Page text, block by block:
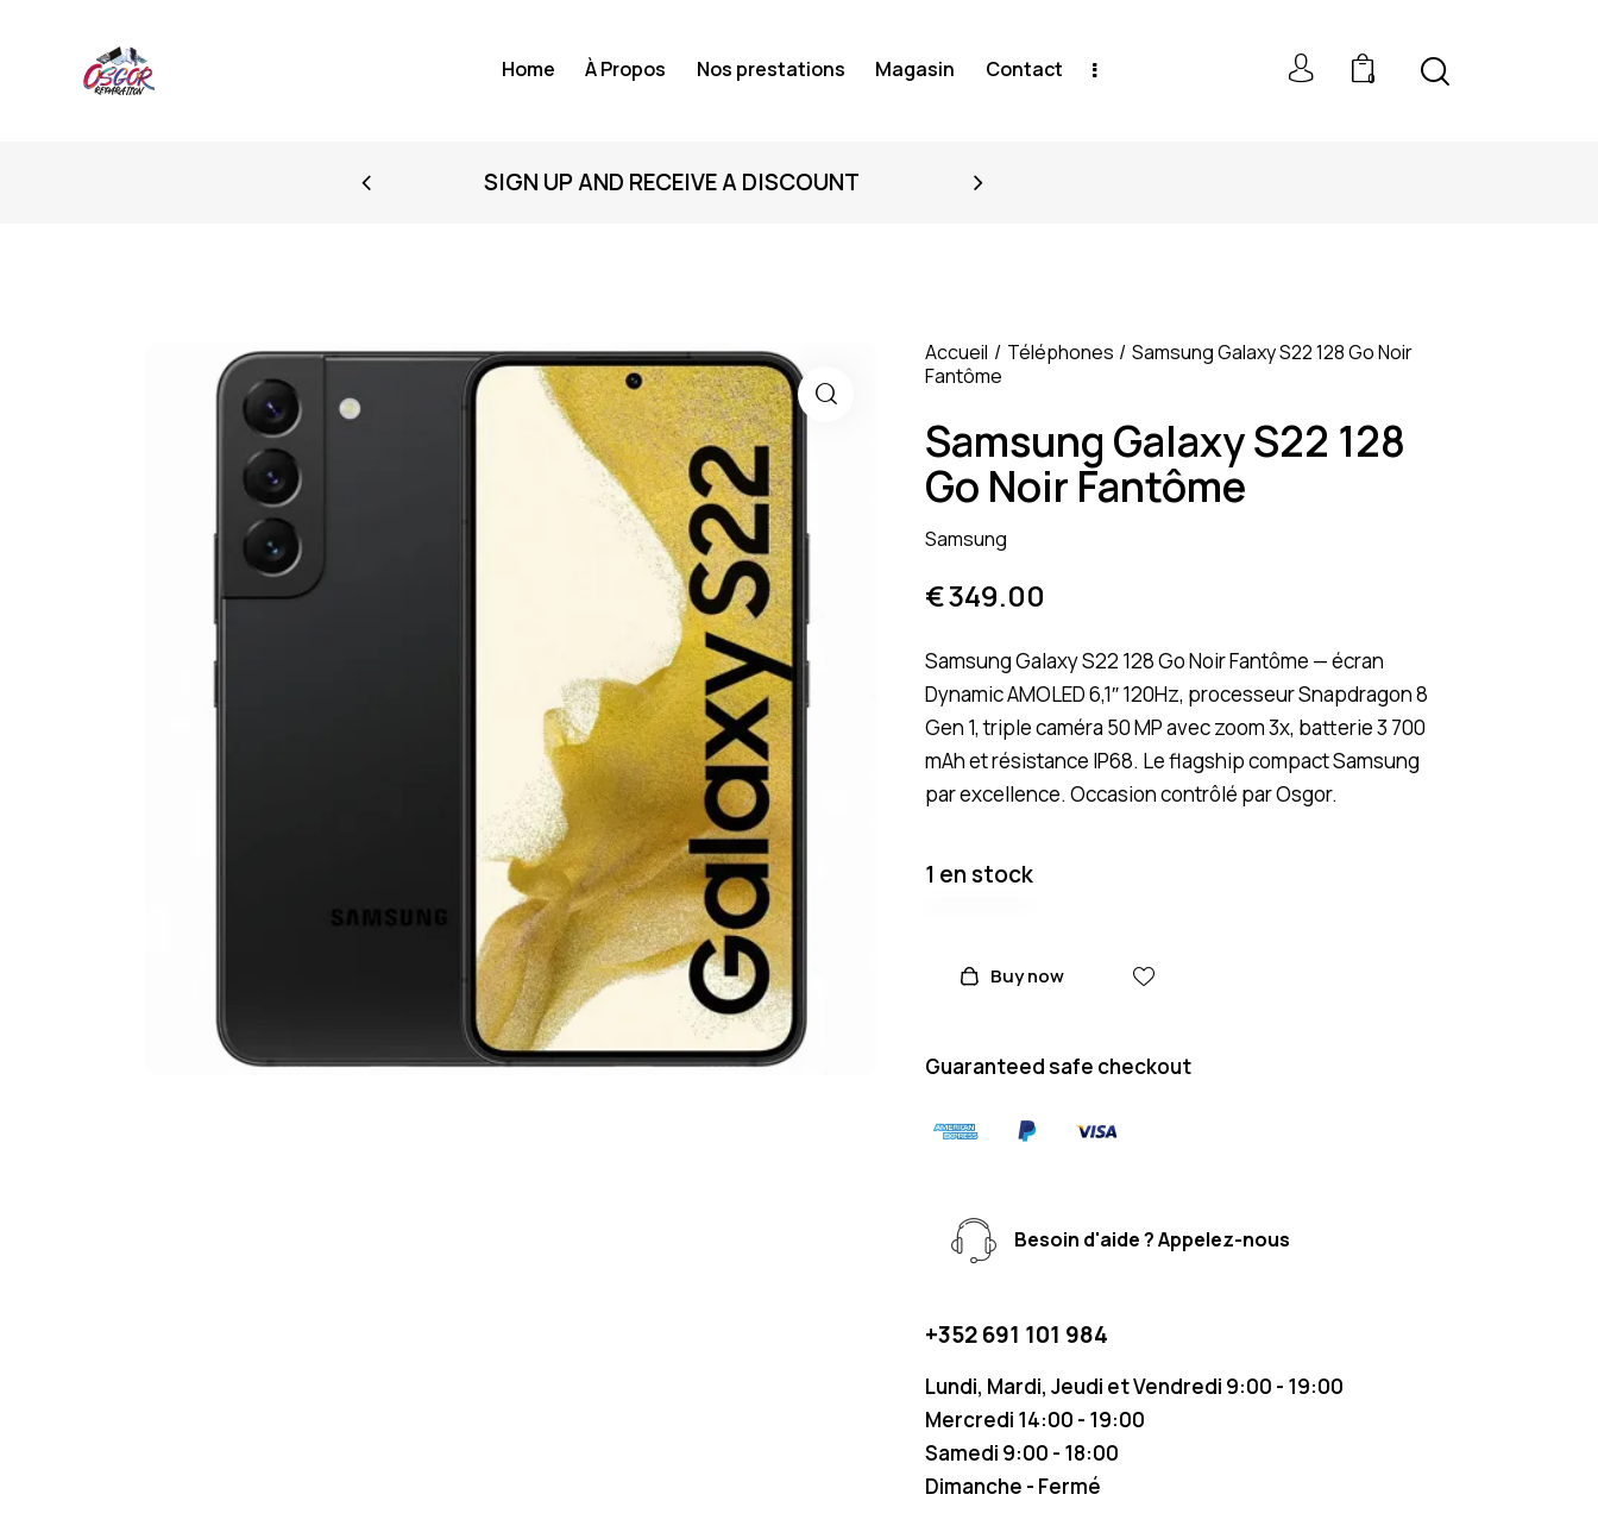
Home À Propos Nos prestations Magasin Contact 0
SIGN UP AND RECEIVE A DISCOUNT
Accueil Téléphones
Samsung Galaxy S22 128 Go Noir
Fantôme
Samsung Galaxy S22 128
Go Noir Fantôme
Samsung
€349.00
Samsung Galaxy S22 128 Go Noir Fantôme — écran
Dynamic AMOLED 6,1″ 120Hz, processeur Snapdragon 8
Gen 1, triple caméra 50 MP avec zoom 3x, batterie 3 700
mAh et résistance IP68. Le flagship compact Samsung
par excellence. Occasion contrôlé par Osgor.
1 en stock
Buy now
Guaranteed safe checkout
Besoin d'aide ? Appelez-nous
+352 691 101 984
Lundi, Mardi, Jeudi et Vendredi 9:00 - 19:00
Mercredi 14:00 - 19:00
Samedi 9:00 - 18:00
Dimanche - Fermé